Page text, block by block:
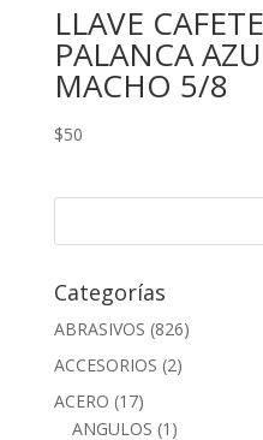
LLAVE
PALANCA
MACHO 5/8
$50
Categorías
ABRASIVOS (826)
ACCESORIOS (2)
ACERO (17)
ANGULOS (1)